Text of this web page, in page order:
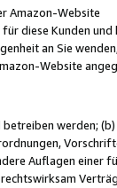
Amazon-Website
diese Kunden und
an Sie
Website
betreiben werden;
Auflagen einer